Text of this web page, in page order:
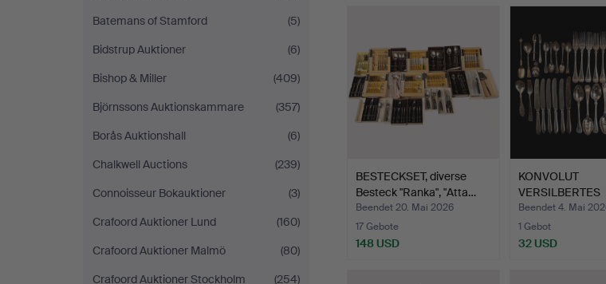
Batemans of Stamford
(5)
Bidstrup Auktioner
(6)
Bishop & Miller
(409)
Björnssons Auktionskammare
(357)
Borås Auktionshall
(6)
Chalkwell Auctions
(239)
Connoisseur Bokauktioner
(3)
Crafoord Auktioner Lund
(160)
Crafoord Auktioner Malmö
(80)
Crafoord Auktioner Stockholm
(254)
BESTECKSET, diverse
Besteck "Ranka", "Atta…
Beendet 20. Mai 2026
17 Gebote
148 USD
KONVOLUT
VERSILBERTES
BESTECK,
Beendet 4. Mai
1 Gebot
32 USD